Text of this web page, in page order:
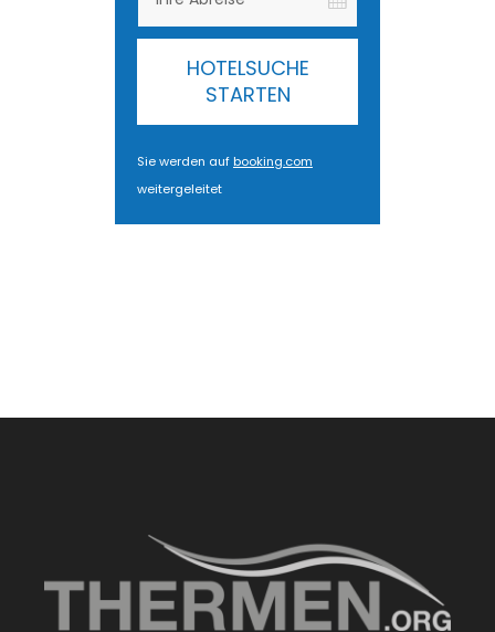
HOTELSUCHE
STARTEN
Sie werden aufbooking.com
weitergeleitet